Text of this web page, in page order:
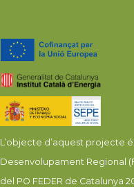
L’objecte d’aquest projecte
Desenvolupament Regional
del PO FEDER de Catalunya